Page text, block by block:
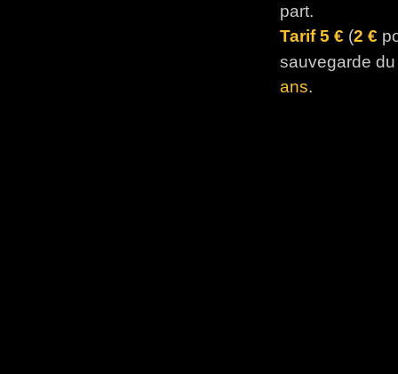
part.
Tarif 5 € (2 €
sauvegarde
ans.